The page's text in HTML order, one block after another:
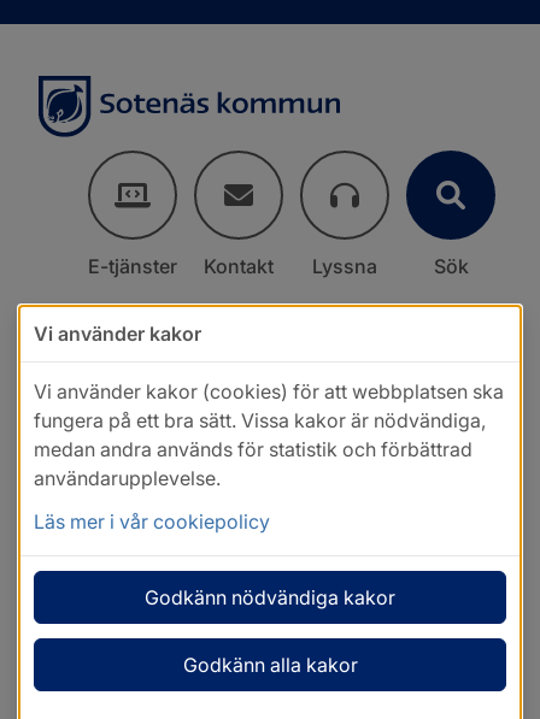
E-tjänster Kontakt Lyssna Sök
Vi använder kakor
Vi använder kakor (cookies) för att webbplatsen ska
fungera på ett bra sätt. Vissa kakor är nödvändiga,
medan andra används för statistik och förbättrad
användarupplevelse.
Läs mer i vår cookiepolicy
Godkänn nödvändiga kakor
Godkänn alla kakor